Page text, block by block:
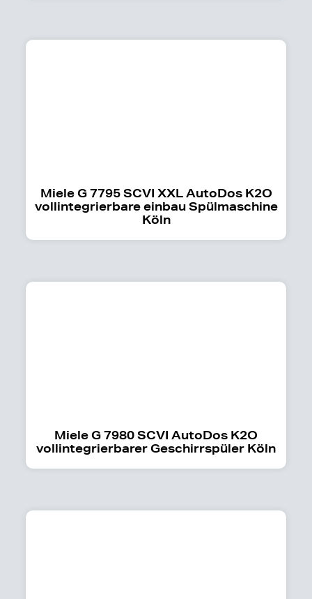
Miele G 7795 SCVI XXL AutoDos K2O
vollintegrierbare einbau Spülmaschine
Köln
Miele G 7980 SCVI AutoDos K2O
vollintegrierbarer Geschirrspüler Köln